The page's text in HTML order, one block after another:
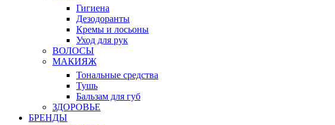
Гигиена
Дезодоранты
Кремы и лосьоны
Уход для рук
ВОЛОСЫ
МАКИЯЖ
Тональные средства
Тушь
Бальзам для губ
ЗДОРОВЬЕ
БРЕНДЫ